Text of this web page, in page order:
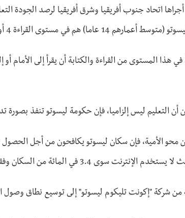
هم في مستوى القراءة 4 أو أعلى منه "القراءة من أجل المعنى" .
هذا المستوى من القراءة والكتابة أن يقرأ إلى الأمام
أن التعليم ليس إلزاميا، فإن حكومة ليسوتو تنفذ بصورة
محو الأمية، فإن سكان ليسوتو يكافحون من أجل الحصول
3.4 في المائة من السكان وفقا للاتحاد الدولي للاتصالات السلكية واللاسلكية.
"إكونت تليكوم ليسوتو" إلى توسيع نطاق وصول